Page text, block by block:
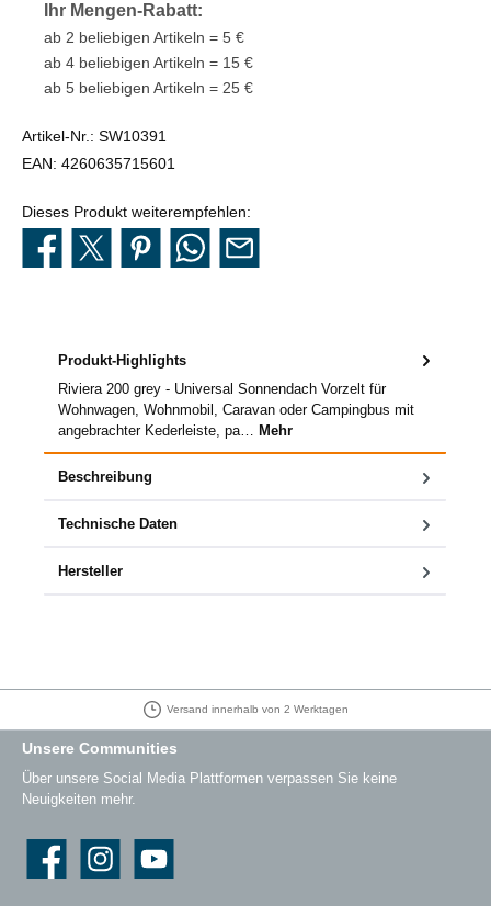
Ihr Mengen-Rabatt:
ab 2 beliebigen Artikeln = 5 €
ab 4 beliebigen Artikeln = 15 €
ab 5 beliebigen Artikeln = 25 €
Artikel-Nr.: SW10391
EAN: 4260635715601
Dieses Produkt weiterempfehlen:
Produkt-Highlights
Riviera 200 grey - Universal Sonnendach Vorzelt für
Wohnwagen, Wohnmobil, Caravan oder Campingbus mit
angebrachter Kederleiste, pa… Mehr
Beschreibung
Technische Daten
Hersteller
Versand innerhalb von 2 Werktagen
Unsere Communities
Über unsere Social Media Plattformen verpassen Sie keine
Neuigkeiten mehr.
Instagram YouTube